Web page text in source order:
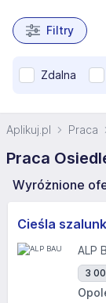
Filtry
Zdalna
Aplikuj.pl Praca
Praca
Wyróżnione
Cieśla
ALP
3